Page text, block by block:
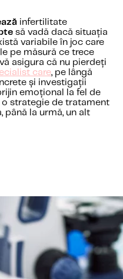
infertilitate
să vadă dacă situația
variabile în joc care
pe măsură ce trece
asigura că nu pierdeți
care, pe lângă
și investigații
emoțional la fel de
strategie de tratament
până la urmă, un alt